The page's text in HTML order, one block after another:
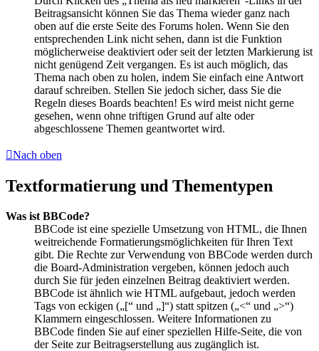
Beitragsansicht können Sie das Thema wieder ganz nach
oben auf die erste Seite des Forums holen. Wenn Sie den
entsprechenden Link nicht sehen, dann ist die Funktion
möglicherweise deaktiviert oder seit der letzten Markierung ist
nicht genügend Zeit vergangen. Es ist auch möglich, das
Thema nach oben zu holen, indem Sie einfach eine Antwort
darauf schreiben. Stellen Sie jedoch sicher, dass Sie die
Regeln dieses Boards beachten! Es wird meist nicht gerne
gesehen, wenn ohne triftigen Grund auf alte oder
abgeschlossene Themen geantwortet wird.
Nach oben
Textformatierung und Thementypen
Was ist BBCode?
BBCode ist eine spezielle Umsetzung von HTML, die Ihnen
weitreichende Formatierungsmöglichkeiten für Ihren Text
gibt. Die Rechte zur Verwendung von BBCode werden durch
die Board-Administration vergeben, können jedoch auch
durch Sie für jeden einzelnen Beitrag deaktiviert werden.
BBCode ist ähnlich wie HTML aufgebaut, jedoch werden
Tags von eckigen („[“ und „]“) statt spitzen („<“ und „>“)
Klammern eingeschlossen. Weitere Informationen zu
BBCode finden Sie auf einer speziellen Hilfe-Seite, die von
der Seite zur Beitragserstellung aus zugänglich ist.